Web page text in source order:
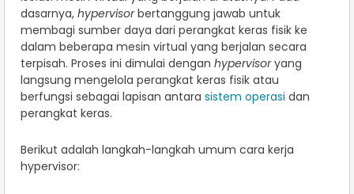
dasarnya, hypervisorbertanggung jawab untuk
membagi sumber daya dari perangkat keras fisik ke
dalam beberapa mesin virtual yang berjalan secara
terpisah. Proses ini dimulai dengan hypervisoryang
langsung mengelola perangkat keras fisik atau
berfungsi sebagai lapisan antara sistem operasi dan
perangkat keras.
Berikut adalah langkah-langkah umum cara kerja
hypervisor: